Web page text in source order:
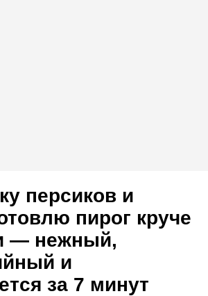
персиков и
пирог круче
— нежный,
и
за 7 минут